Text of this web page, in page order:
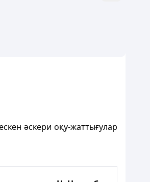
әскери оқу-жаттығулар